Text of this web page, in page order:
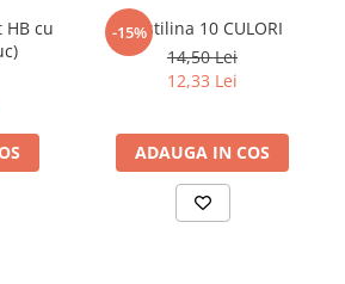
HB cu
-15%
Plastilina 10 CULORI
14,50 Lei
12,33 Lei
ADAUGA IN COS